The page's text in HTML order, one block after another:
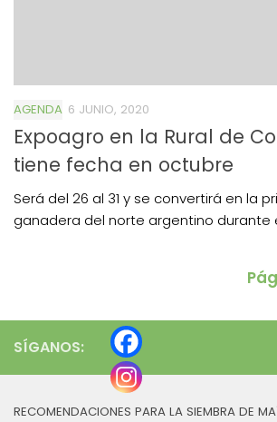
AGENDA 6 JUNIO, 2020
Expoagro en la Rural de
tiene fecha en octubre
Será del 26 al 31 y se convertirá en la
ganadera del norte argentino durante
SÍGANOS:
RECOMENDACIONES PARA LA SIEMBRA DE